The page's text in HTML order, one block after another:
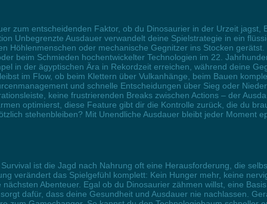
zum entscheidenden Faktor, ob du Dinosaurier in der Urzeit
Unbegrenzte Ausdauer verwandelt deine Spielstrategie in ein
Höhlenmenschen oder mechanische Gegnitzer ins Stocken
beim Schmieden hochentwickelter Technologien im 22.
in der ägyptischen Ära in Rekordzeit erreichen, während deine
im Flow, ob beim Klettern über Vulkanhänge, beim Bauen
und schnelle Entscheidungen über Sieg oder
keine frustrierenden Breaks zwischen Actions – der
optimierst, diese Feature gibt dir die Kontrolle zurück, die du
stehenbleiben? Mit Unendliche Ausdauer bleibt jeder Moment
ist die Jagd nach Nahrung oft eine Herausforderung, die
verändert das Spielgefühl komplett: Kein Hunger mehr, keine
Abenteuer. Egal ob du Dinosaurier zähmen willst, eine
dafür, dass deine Gesundheit und Ausdauer nie nachlassen.